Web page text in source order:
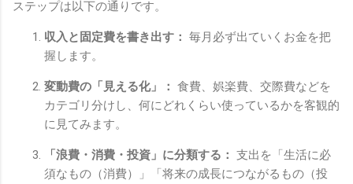
ステップは以下の通りです。
収入と固定費を書き出す： 毎月必ず出ていくお金を把
握します。
変動費の「見える化」： 食費、娯楽費、交際費などを
カテゴリ分けし、何にどれくらい使っているかを客観的
に見てみます。
「浪費・消費・投資」に分類する： 支出を「生活に必
須なもの（消費）」「将来の成長につながるもの（投